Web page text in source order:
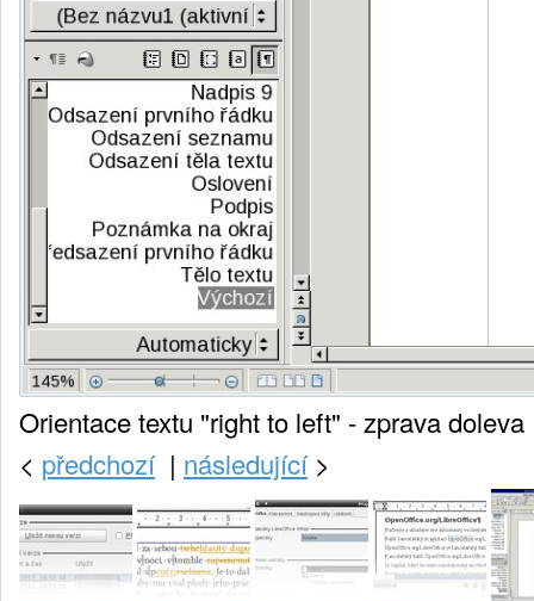
Orientace textu "right to left" - zprava doleva
< předchozí| následující>